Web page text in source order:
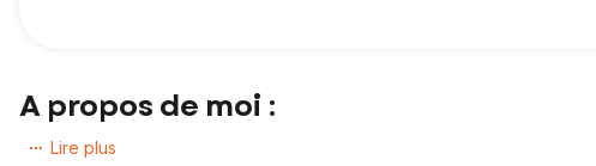
A propos de moi :
Spécialiste des maisons individuelles à Saint-Xandre et La Rochelle nord.
Lire plus